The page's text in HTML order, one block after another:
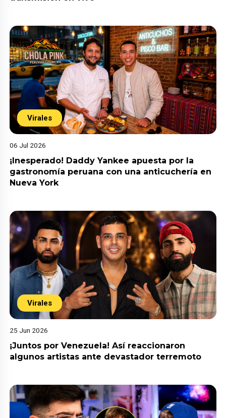
Virales
06 Jul 2026
¡Inesperado! Daddy Yankee apuesta por la
gastronomía peruana con una anticuchería en
Nueva York
Virales
25 Jun 2026
¡Juntos por Venezuela! Así reaccionaron
algunos artistas ante devastador terremoto